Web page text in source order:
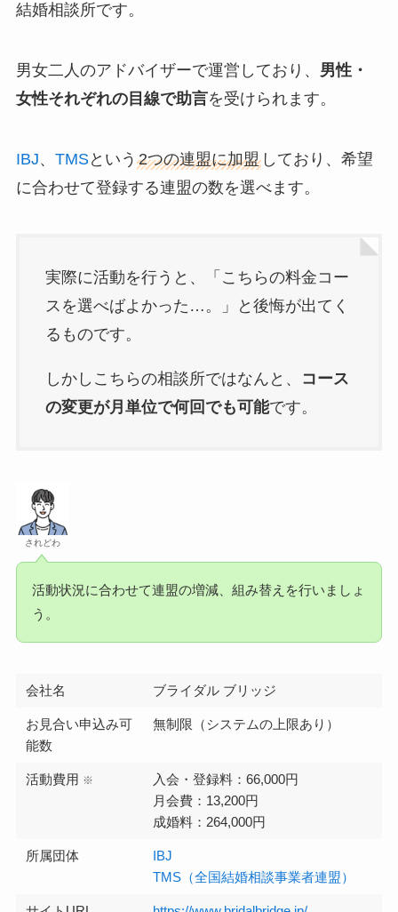
結婚相談所です。
男女二人のアドバイザーで運営しており、 男性・
女性それぞれの目線で助言を受けられます。
IBJ、 TMSという 2つの連盟に加盟しており、希望
に合わせて登録する連盟の数を選べます。
実際に活動を行うと、「こちらの料金コー
スを選べばよかった…。」と後悔が出てく
るものです。
しかしこちらの相談所ではなんと、
コース
の変更が月単位で何回でも可能です。
されどわ
活動状況に合わせて連盟の増減、組み替えを行いましょ
う。
会社名 ブライダル ブリッジ
お見合い申込み可
能数
無制限（システムの上限あり）
活動費用 ※
入会・登録料：66,000円
月会費：13,200円
成婚料：264,000円
所属団体
IBJ
TMS（全国結婚相談事業者連盟）